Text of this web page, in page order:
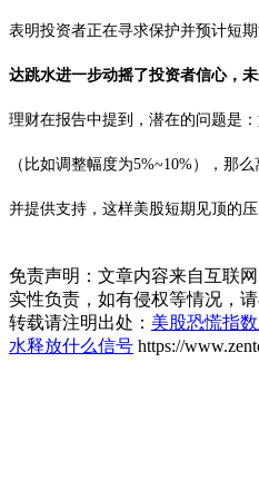
表明投资者正在寻求保护并预计短期
达跳水进一步动摇了投资者信心，
理财在报告中提到，潜在的问题是
（比如调整幅度为5%~10%），那
并提供支持，这样美股短期见顶的压
免责声明：文章内容来自互联
实性负责，如有侵权等情况，请
转载请注明出处： 美股恐慌指
水释放什么信号 https://